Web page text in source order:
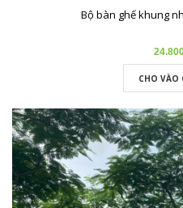
Bộ bàn ghế khung
CHO VÀO